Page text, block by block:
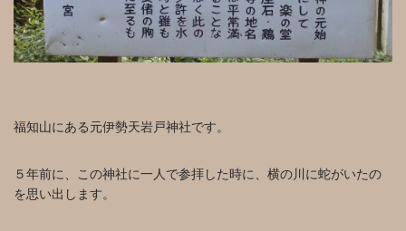
福知山にある元伊勢天岩戸神社です。
５年前に、この神社に一人で参拝した時に、横の川に蛇がいたの
を思い出します。